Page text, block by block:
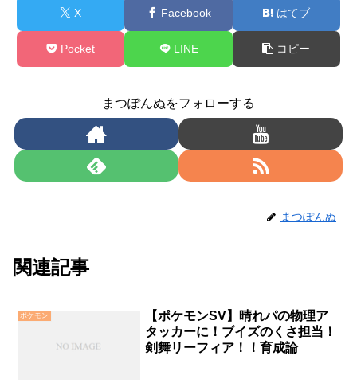
X Facebook はてブ
Pocket LINE コピー
まつぽんぬをフォローする
まつぽんぬ
関連記事
ポケモン
【ポケモンSV】晴れパの物理ア
タッカーに！ブイズのくさ担当！
剣舞リーフィア！！育成論